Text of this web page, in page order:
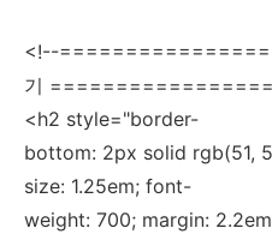
<!--
기
<h2 style="border-
bottom: 2px solid rgb(51,
size: 1.25em; font-
weight: 700; margin: